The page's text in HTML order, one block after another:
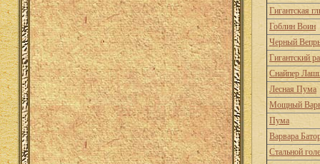
Гигантская
Гоблин Воин
Черный Вепрь
Гигантский
Снайпер
Лесная Пума
Мощный
Пума
Варвара
Стальной